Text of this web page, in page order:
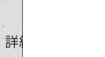
詳細情報